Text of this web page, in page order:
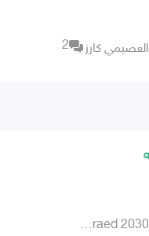
العصيمي كارز 2
abu raed 2030